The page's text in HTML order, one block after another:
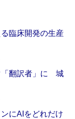
臨床開発の生産
「翻訳者」に 城
にAIをどれだけ